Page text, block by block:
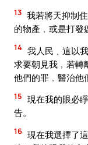
13 我若將天抑制
的物產﹐或是打發
14 我人民﹑這以
求要朝見我﹐若轉
他們的罪﹐醫治他
15 現在我的眼必
告。
16 現在我選擇了